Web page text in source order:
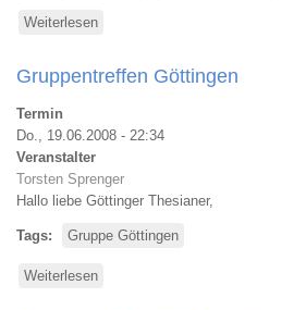
Weiterlesen
Göttingen
Gruppentreffen Göttingen
Termin
Do., 19.06.2008 - 22:34
Veranstalter
Torsten Sprenger
Hallo liebe Göttinger Thesianer,
Tags Gruppe Göttingen
Weiterlesen